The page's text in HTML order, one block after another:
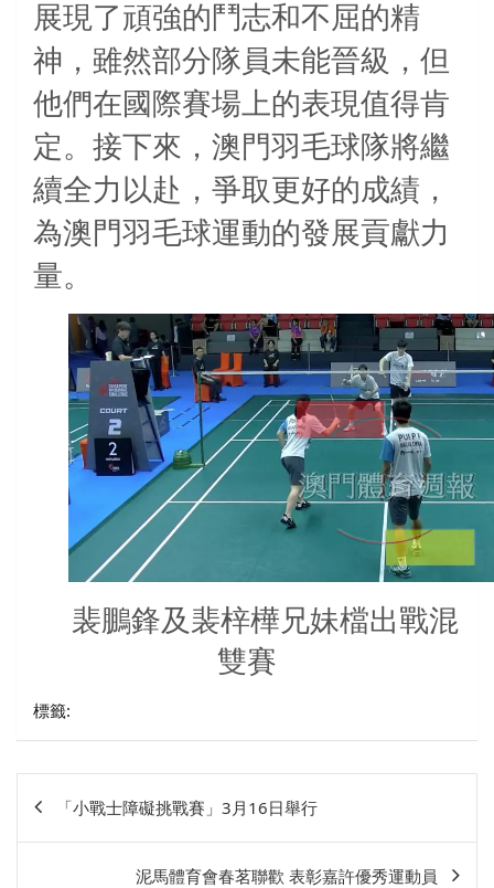
展現了頑強的鬥志和不屈的精
神，雖然部分隊員未能晉級，但
他們在國際賽場上的表現值得肯
定。接下來，澳門羽毛球隊將繼
續全力以赴，爭取更好的成績，
為澳門羽毛球運動的發展貢獻力
量。
裴鵬鋒及裴梓樺兄妹檔出戰混
雙賽
標籤:
章
「小戰士障礙挑戰賽」3月16日舉行
泥馬體育會春茗聯歡 表彰嘉許優秀運動員